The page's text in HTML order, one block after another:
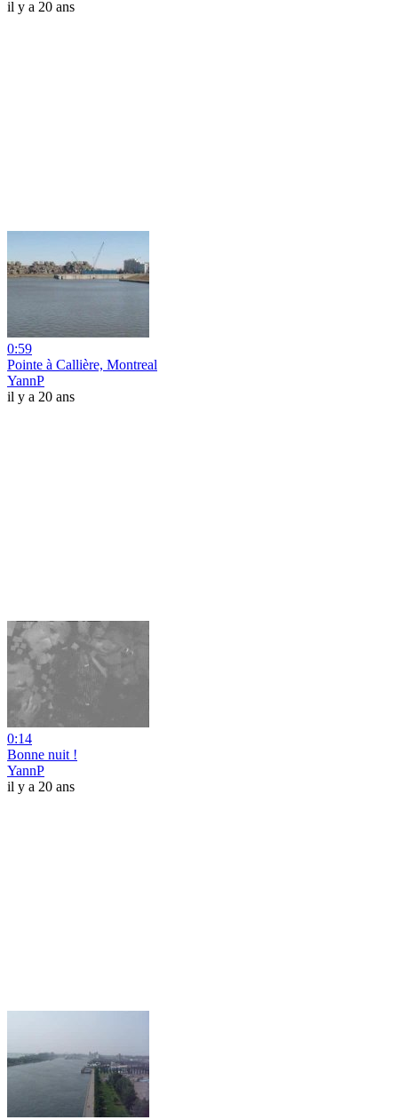
il y a 20 ans
0:59
Pointe à Callière, Montreal
YannP
il y a 20 ans
0:14
Bonne nuit !
YannP
il y a 20 ans